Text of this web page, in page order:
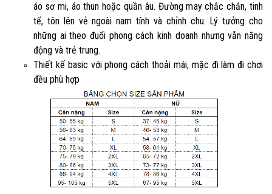
áo sơ mi, áo thun hoặc quần âu. Đường may chắc chắn, tinh
tế, tôn lên vẻ ngoài nam tính và chỉnh chu. Lý tưởng cho
những ai theo đuổi phong cách kinh doanh nhưng vẫn năng
động và trẻ trung.
Thiết kế basic với phong cách thoải mái, mặc đi làm đi chơi
đều phù hợp